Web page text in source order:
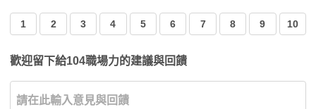
1 2 3 4 5 6 7 8 9 10
歡迎留下給104職場力的建議與回饋